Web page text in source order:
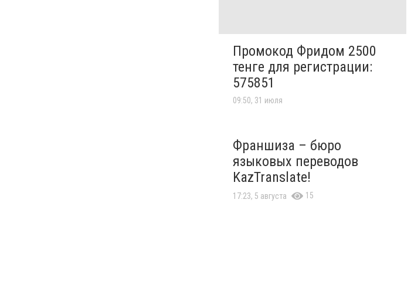
Промокод Фридом 2500
тенге для регистрации:
575851
09:50, 31 июля
Франшиза – бюро
языковых переводов
KazTranslate!
17:23, 5 августа 15